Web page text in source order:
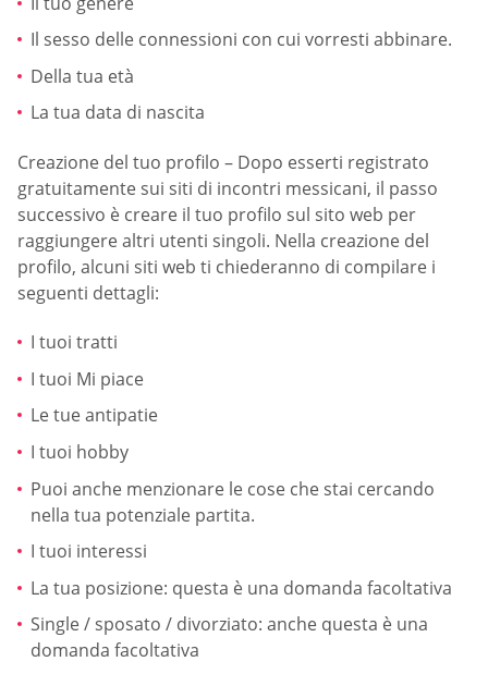
Il sesso delle connessioni con cui vorresti abbinare.
Della tua età
La tua data di nascita
Creazione del tuo profilo – Dopo esserti registrato
gratuitamente sui siti di incontri messicani, il passo
successivo è creare il tuo profilo sul sito web per
raggiungere altri utenti singoli. Nella creazione del
profilo, alcuni siti web ti chiederanno di compilare i
seguenti dettagli:
I tuoi tratti
I tuoi Mi piace
Le tue antipatie
I tuoi hobby
Puoi anche menzionare le cose che stai cercando
nella tua potenziale partita.
I tuoi interessi
La tua posizione: questa è una domanda facoltativa
Single / sposato / divorziato: anche questa è una
domanda facoltativa